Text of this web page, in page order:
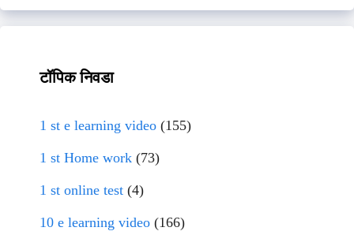
टॉपिक निवडा
1 st e learning video (155)
1 st Home work (73)
1 st online test (4)
10 e learning video (166)